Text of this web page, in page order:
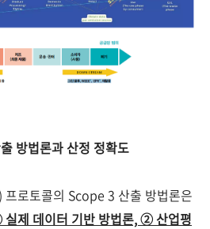
방법론과 산정 정확도
로토콜의 Scope 3 산출 방법론은
제 데이터 기반 방법론, ② 산업평